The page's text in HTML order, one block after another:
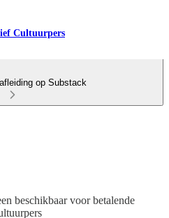
Cultuurpers
op Substack
beschikbaar voor betalende